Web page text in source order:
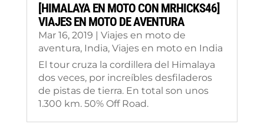
[HIMALAYA EN MOTO CON MRHICKS46]
VIAJES EN MOTO DE AVENTURA
Mar 16, 2019 | Viajes en moto de
aventura, India, Viajes en moto en India
El tour cruza la cordillera del Himalaya
dos veces, por increíbles desfiladeros
de pistas de tierra. En total son unos
1.300 km. 50% Off Road.